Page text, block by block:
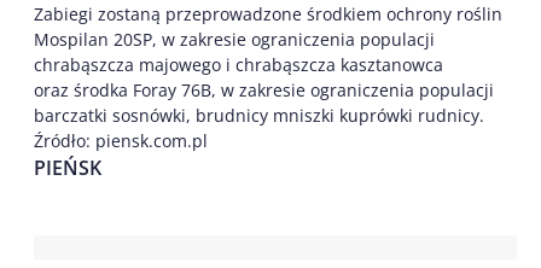
Zabiegi zostaną przeprowadzone środkiem ochrony roślin
Mospilan 20SP, w zakresie ograniczenia populacji
chrabąszcza majowego i chrabąszcza kasztanowca
oraz środka Foray 76B, w zakresie ograniczenia populacji
barczatki sosnówki, brudnicy mniszki kuprówki rudnicy.
Źródło: piensk.com.pl
PIEŃSK